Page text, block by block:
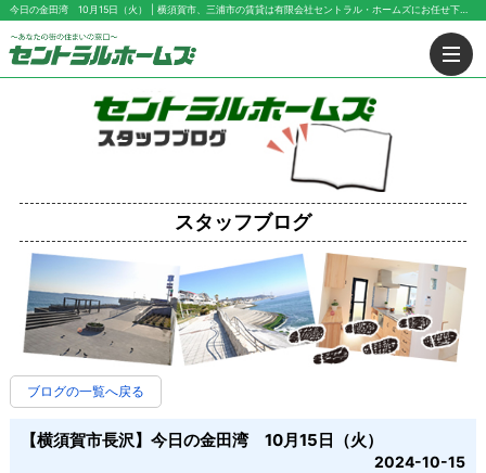
今日の金田湾 10月15日（火） | 横須賀市、三浦市の賃貸は有限会社セントラル・ホームズにお任せ下さい！
スタッフブログ
ブログの一覧へ戻る
【横須賀市長沢】今日の金田湾 10月15日（火）
2024-10-15